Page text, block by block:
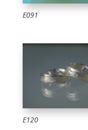
E091
E120